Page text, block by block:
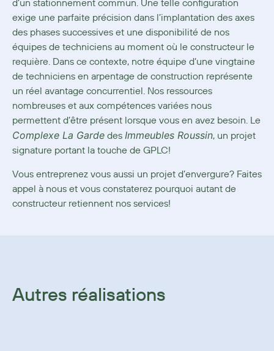
d’un stationnement commun. Une telle configuration
exige une parfaite précision dans l’implantation des axes
des phases successives et une disponibilité de nos
équipes de techniciens au moment où le constructeur le
requière. Dans ce contexte, notre équipe d’une vingtaine
de techniciens en arpentage de construction représente
un réel avantage concurrentiel. Nos ressources
nombreuses et aux compétences variées nous
permettent d’être présent lorsque vous en avez besoin. Le
Complexe La Garde des Immeubles Roussin, un projet
signature portant la touche de GPLC!
Vous entreprenez vous aussi un projet d’envergure? Faites
appel à nous et vous constaterez pourquoi autant de
constructeur retiennent nos services!
Autres réalisations